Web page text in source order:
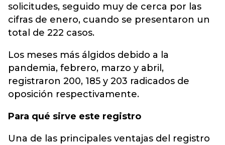
solicitudes, seguido muy de cerca por las
cifras de enero, cuando se presentaron un
total de 222 casos.
Los meses más álgidos debido a la
pandemia, febrero, marzo y abril,
registraron 200, 185 y 203 radicados de
oposición respectivamente.
Para qué sirve este registro
Una de las principales ventajas del registro